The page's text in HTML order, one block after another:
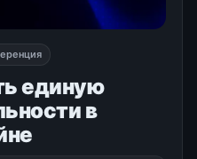
единую
в